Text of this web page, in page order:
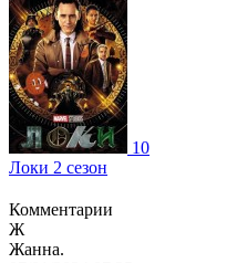
10
Локи 2 сезон
Комментарии
Ж
Жанна.